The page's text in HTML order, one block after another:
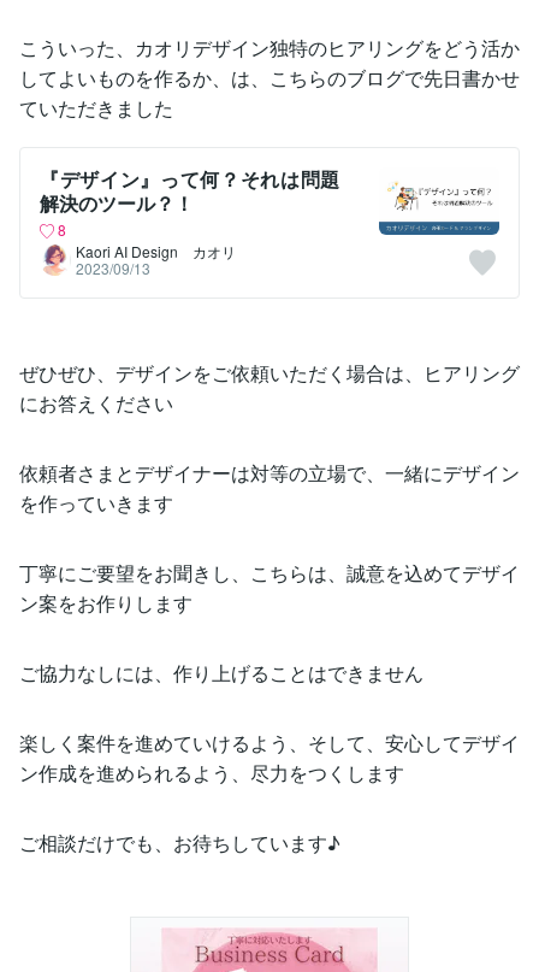
こういった、カオリデザイン独特のヒアリングをどう活か
してよいものを作るか、は、こちらのブログで先日書かせ
ていただきました
『デザイン』って何？それは問題
解決のツール？！
8
Kaori AI Design カオリ
2023/09/13
ぜひぜひ、デザインをご依頼いただく場合は、ヒアリング
にお答えください
依頼者さまとデザイナーは対等の立場で、一緒にデザイン
を作っていきます
丁寧にご要望をお聞きし、こちらは、誠意を込めてデザイ
ン案をお作りします
ご協力なしには、作り上げることはできません
楽しく案件を進めていけるよう、そして、安心してデザイ
ン作成を進められるよう、尽力をつくします
ご相談だけでも、お待ちしています♪